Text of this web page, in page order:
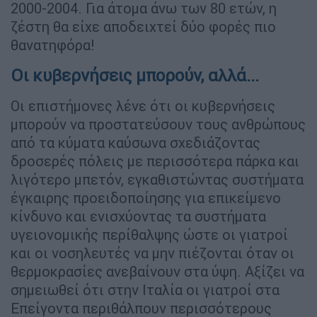
2000-2004. Για άτομα άνω των 80 ετών, η
ζέστη θα είχε αποδειχτεί δύο φορές πιο
θανατηφόρα!
Οι κυβερνήσεις μπορούν, αλλά...
Οι επιστήμονες λένε ότι οι κυβερνήσεις
μπορούν να προστατεύσουν τους ανθρώπους
από τα κύματα καύσωνα σχεδιάζοντας
δροσερές πόλεις με περισσότερα πάρκα και
λιγότερο μπετόν, εγκαθιστώντας συστήματα
έγκαιρης προειδοποίησης για επικείμενο
κίνδυνο και ενισχύοντας τα συστήματα
υγειονομικής περίθαλψης ώστε οι γιατροί
και οι νοσηλευτές να μην πιέζονται όταν οι
θερμοκρασίες ανεβαίνουν στα ύψη. Αξίζει να
σημειωθεί ότι στην Ιταλία οι γιατροί στα
Επείγοντα περιθάλπουν περισσότερους